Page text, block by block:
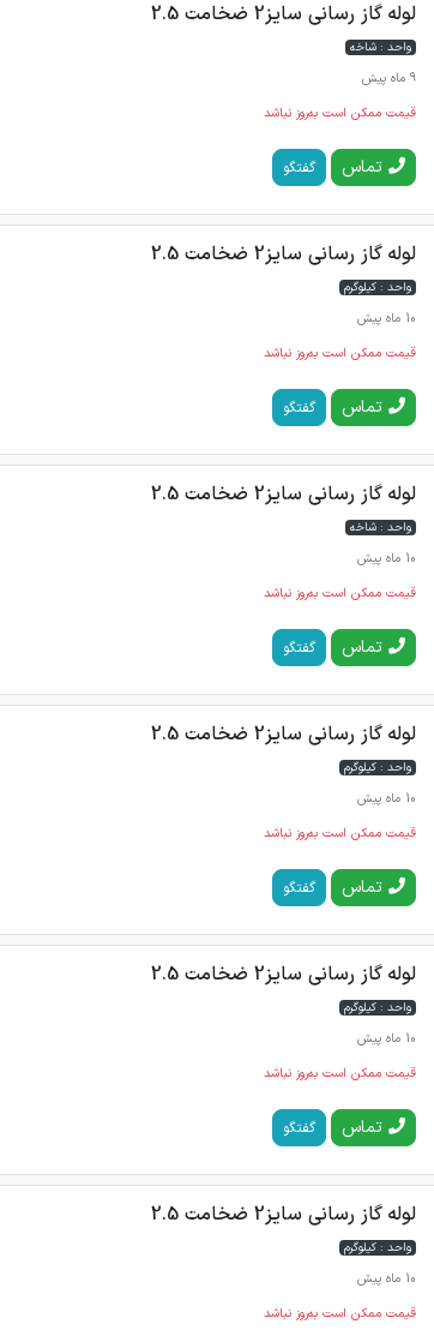
لوله گاز رسانی سایز2 ضخامت 2.5
واحد : شاخه
9 ماه پیش
قیمت ممکن است به‌روز نباشد
تماس گفتگو
لوله گاز رسانی سایز2 ضخامت 2.5
واحد : کیلوگرم
10 ماه پیش
قیمت ممکن است به‌روز نباشد
تماس گفتگو
لوله گاز رسانی سایز2 ضخامت 2.5
واحد : شاخه
10 ماه پیش
قیمت ممکن است به‌روز نباشد
تماس گفتگو
لوله گاز رسانی سایز2 ضخامت 2.5
واحد : کیلوگرم
10 ماه پیش
قیمت ممکن است به‌روز نباشد
تماس گفتگو
لوله گاز رسانی سایز2 ضخامت 2.5
واحد : کیلوگرم
10 ماه پیش
قیمت ممکن است به‌روز نباشد
تماس گفتگو
لوله گاز رسانی سایز2 ضخامت 2.5
واحد : کیلوگرم
10 ماه پیش
قیمت ممکن است به‌روز نباشد